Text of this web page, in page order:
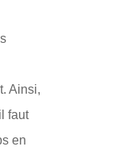
Ainsi,
faut
en